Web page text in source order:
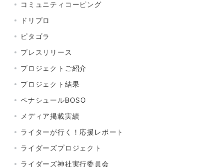
コミュニティコーピング
ドリプロ
ピタゴラ
プレスリリース
プロジェクトご紹介
プロジェクト結果
ペナシュールBOSO
メディア掲載実績
ライターが行く！応援レポート
ライダーズプロジェクト
ライダーズ神社実行委員会